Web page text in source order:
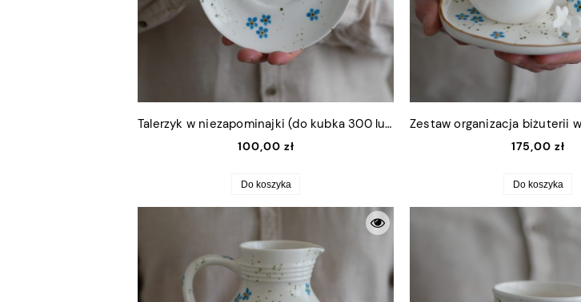
Talerzyk w niezapominajki (do kubka 300 lub 500ml)
100,00 zł
Do koszyka
175,00 zł
Do koszyka